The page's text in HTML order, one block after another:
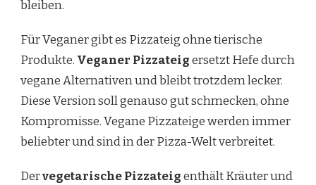
bleiben.
Für Veganer gibt es Pizzateig ohne tierische
Produkte. Veganer Pizzateigersetzt Hefe durch
vegane Alternativen und bleibt trotzdem lecker.
Diese Version soll genauso gut schmecken, ohne
Kompromisse. Vegane Pizzateige werden immer
beliebter und sind in der Pizza-Welt verbreitet.
Dervegetarische Pizzateigenthält Kräuter und